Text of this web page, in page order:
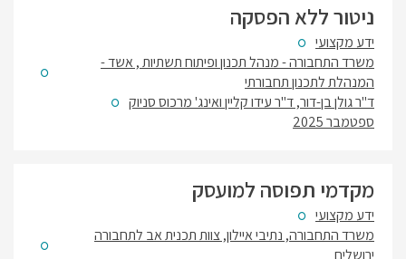
ניטור ללא הפסקה
ידע מקצועי
משרד התחבורה - מנהל תכנון ופיתוח תשתיות , אשד -
המנהלת לתכנון תחבורתי
ד"ר גולן בן-דור, ד"ר עידו קליין ואינג' מרכוס סניוק
ספטמבר 2025
מקדמי תפוסה למועסק
ידע מקצועי
משרד התחבורה, נתיבי איילון, צוות תכנית אב לתחבורה
ירושלים